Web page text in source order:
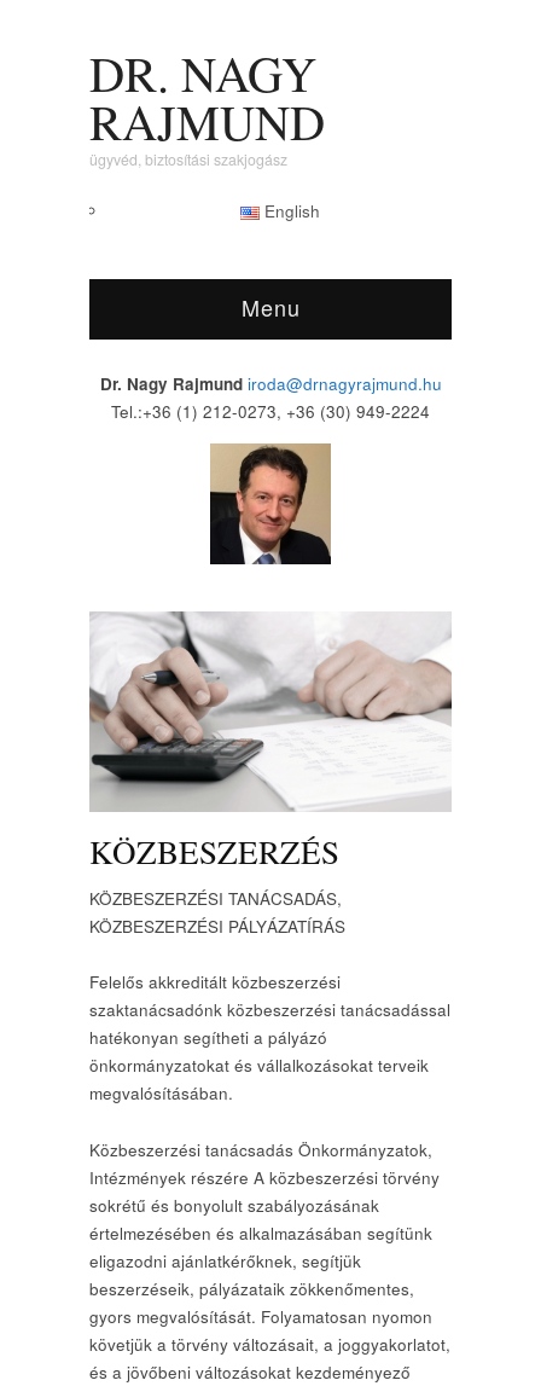
DR. NAGY
RAJMUND
ügyvéd, biztosítási szakjogász
English
Menu
Dr. Nagy Rajmund iroda@drnagyrajmund.hu
Tel.:+36 (1) 212-0273, +36 (30) 949-2224
KÖZBESZERZÉS
KÖZBESZERZÉSI TANÁCSADÁS,
KÖZBESZERZÉSI PÁLYÁZATÍRÁS
Felelős akkreditált közbeszerzési
szaktanácsadónk közbeszerzési tanácsadással
hatékonyan segítheti a pályázó
önkormányzatokat és vállalkozásokat terveik
megvalósításában.
Közbeszerzési tanácsadás Önkormányzatok,
Intézmények részére A közbeszerzési törvény
sokrétű és bonyolult szabályozásának
értelmezésében és alkalmazásában segítünk
eligazodni ajánlatkérőknek, segítjük
beszerzéseik, pályázataik zökkenőmentes,
gyors megvalósítását. Folyamatosan nyomon
követjük a törvény változásait, a joggyakorlatot,
és a jövőbeni változásokat kezdeményező